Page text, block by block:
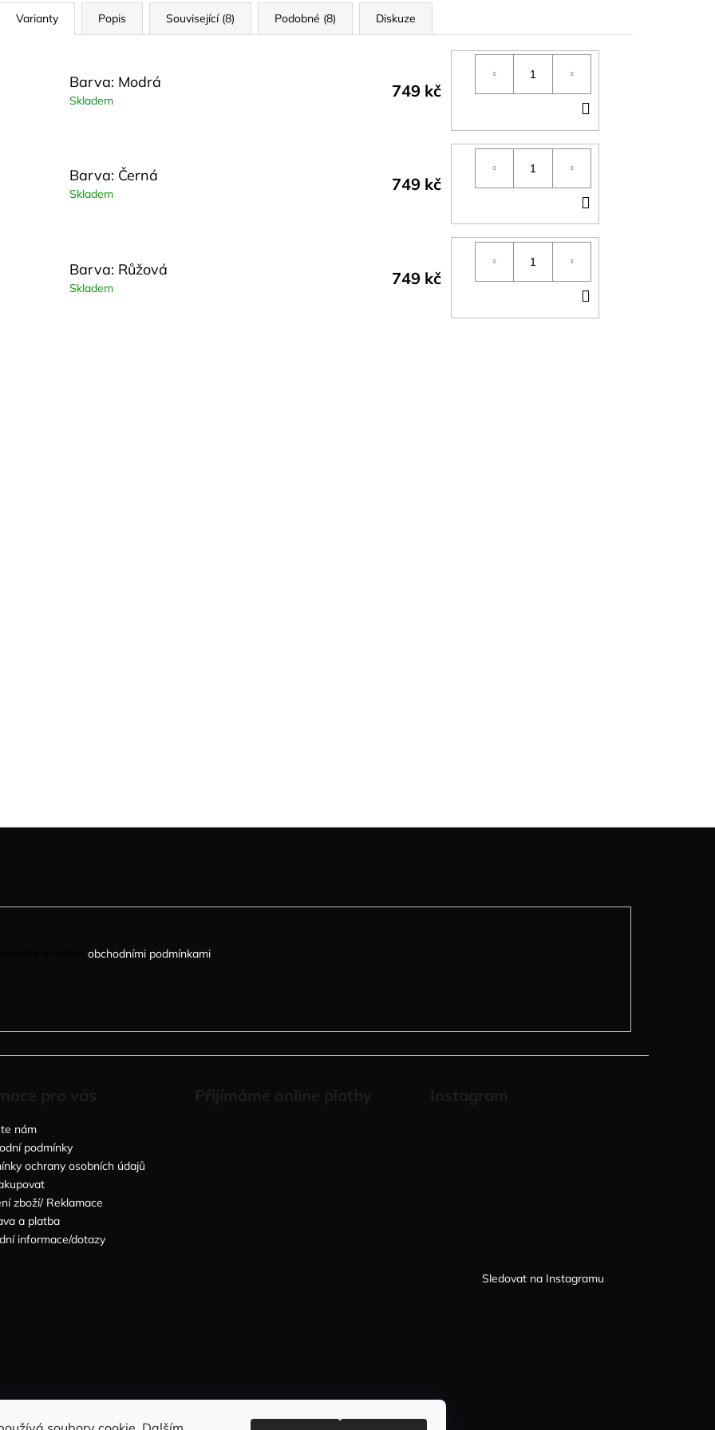
Varianty Popis Související (8) Podobné (8) Diskuze
Barva: Modrá
Skladem 749 kč
KOŠÍKU
Barva: Černá
Skladem 749 kč
KOŠÍKU
Barva: Růžová
Skladem 749 kč
KOŠÍKU
obchodními podmínkami.
nám
podmínky
ochrany osobních údajů
zboží/ Reklamace
a platba
informace/dotazy
Sledovat na Instagramu
Sleduj nás na FACEBOOKU